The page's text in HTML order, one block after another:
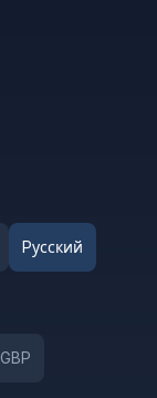
Pусский
GBP